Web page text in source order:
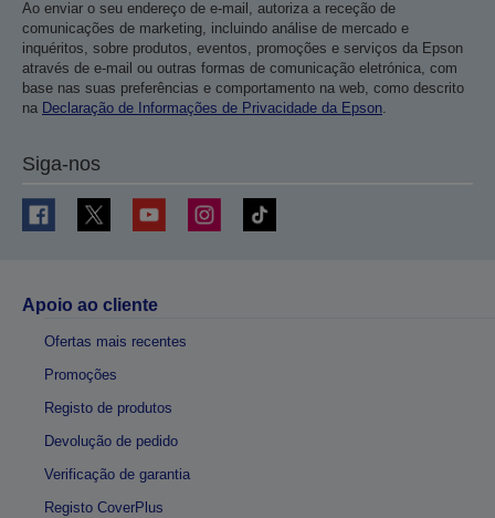
Ao enviar o seu endereço de e-mail, autoriza a receção de
comunicações de marketing, incluindo análise de mercado e
inquéritos, sobre produtos, eventos, promoções e serviços da Epson
através de e-mail ou outras formas de comunicação eletrónica, com
base nas suas preferências e comportamento na web, como descrito
na Declaração de Informações de Privacidade da Epson.
Siga-nos
Apoio ao cliente
Ofertas mais recentes
Promoções
Registo de produtos
Devolução de pedido
Verificação de garantia
Registo CoverPlus